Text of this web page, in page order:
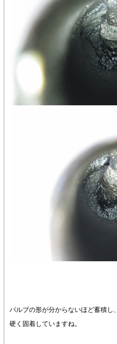
バルブの形が分からないほど蓄積し、
硬く固着していますね。